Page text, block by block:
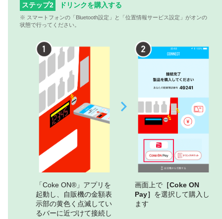
ステップ2 ドリンクを購入する
※ スマートフォンの「Bluetooth設定」と「位置情報サービス設定」がオンの
状態で行ってください。
「Coke ON®」アプリを
起動し、自販機の金額表
示部の黄色く点滅してい
るバーに近づけて接続し
画面上で ［Coke ON
Pay］ を選択して購入し
ます